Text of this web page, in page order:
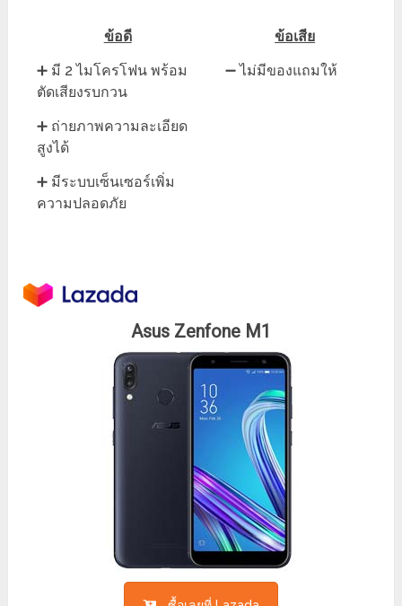
ข้อดี
ข้อเสีย
➕ มี 2 ไมโครโฟน พร้อม
ตัดเสียงรบกวน
➖ ไม่มีของแถมให้
➕ ถ่ายภาพความละเอียด
สูงได้
➕ มีระบบเซ็นเซอร์เพิ่ม
ความปลอดภัย
Asus Zenfone M1